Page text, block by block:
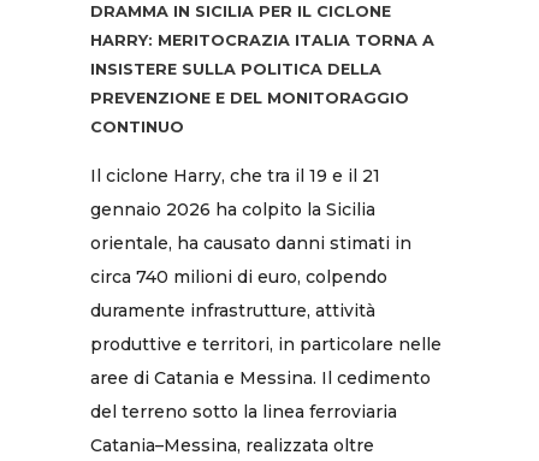
DRAMMA IN SICILIA PER IL CICLONE
HARRY: MERITOCRAZIA ITALIA TORNA A
INSISTERE SULLA POLITICA DELLA
PREVENZIONE E DEL MONITORAGGIO
CONTINUO
Il ciclone Harry, che tra il 19 e il 21
gennaio 2026 ha colpito la Sicilia
orientale, ha causato danni stimati in
circa 740 milioni di euro, colpendo
duramente infrastrutture, attività
produttive e territori, in particolare nelle
aree di Catania e Messina. Il cedimento
del terreno sotto la linea ferroviaria
Catania–Messina, realizzata oltre